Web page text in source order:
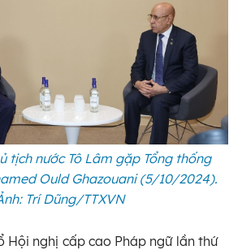
tịch nước Tô Lâm gặp Tổng thống
Ould Ghazouani (5/10/2024).
Trí Dũng/TTXVN
Hội nghị cấp cao Pháp ngữ lần thứ